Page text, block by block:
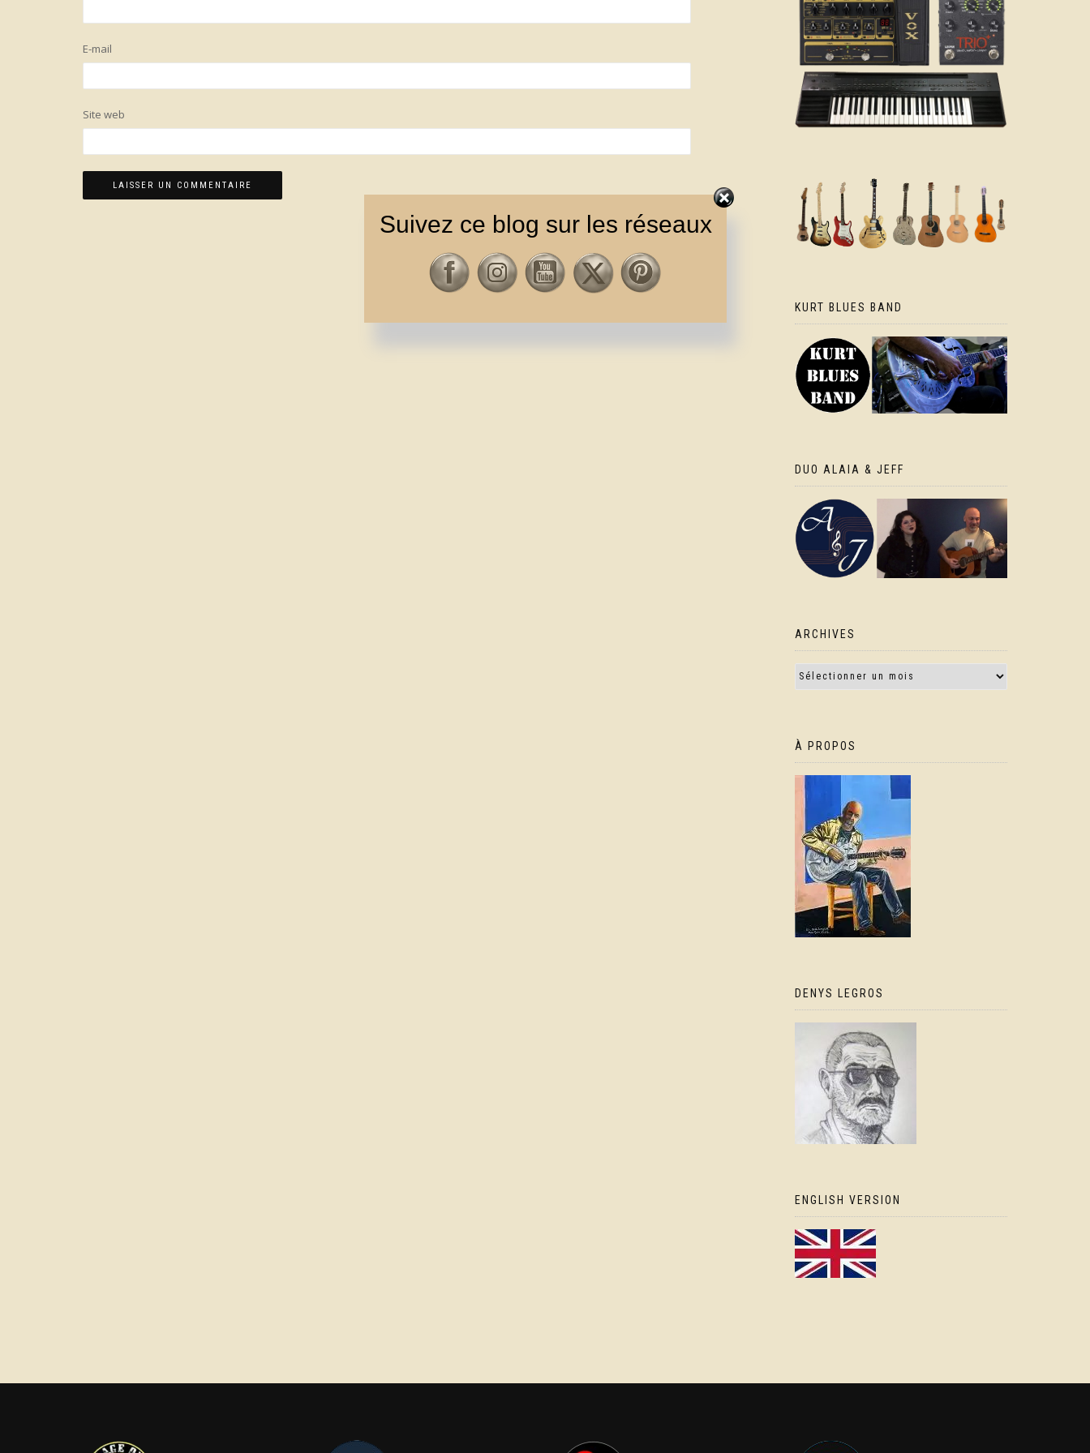
E-mail
Site web
KURT BLUES BAND
DUO ALAIA & JEFF
ARCHIVES
À PROPOS
DENYS LEGROS
ENGLISH VERSION
Suivez ce blog sur les réseaux